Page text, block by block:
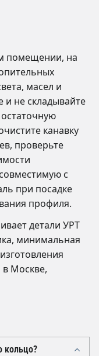
помещении, на
масел и
и не складывайте
канавку
проверьте
с
при посадке
профиля.
детали УРТ
минимальная
в Москве,
кольцо?